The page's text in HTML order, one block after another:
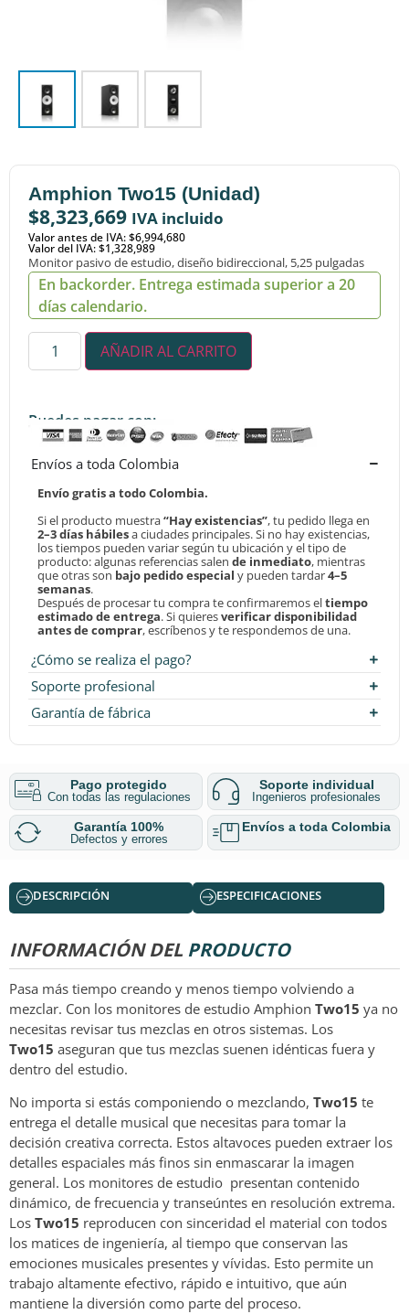
Amphion Two15 (Unidad)
$8,323,669 IVA incluido
Valor antes de IVA: $6,994,680
Valor del IVA: $1,328,989
Monitor pasivo de estudio, diseño bidireccional, 5,25 pulgadas
En backorder. Entrega estimada superior a 20
días calendario.
AÑADIR AL CARRITO
Puedes pagar con:
Envíos a toda Colombia
Envío gratis a todo Colombia.
Si el producto muestra“Hay existencias”, tu pedido llega en
2–3 días hábilesa ciudades principales. Si no hay existencias,
los tiempos pueden variar según tu ubicación y el tipo de
producto: algunas referencias salen de inmediato, mientras
que otras son bajo pedido especial y pueden tardar4–5
semanas.
Después de procesar tu compra te confirmaremos eltiempo
estimado de entrega. Si quieresverificar disponibilidad
antes de comprar, escríbenos y te respondemos de una.
¿Cómo se realiza el pago?
Soporte profesional
Garantía de fábrica
Pago protegido
Con todas las regulaciones
Soporte individual
Ingenieros profesionales
Garantía 100%
Defectos y errores
Envíos a toda Colombia
DESCRIPCIÓN ESPECIFICACIONES
INFORMACIÓN DEL PRODUCTO
Pasa más tiempo creando y menos tiempo volviendo a
mezclar. Con los monitores de estudio Amphion Two15 ya no
necesitas revisar tus mezclas en otros sistemas. Los
Two15 aseguran que tus mezclas suenen idénticas fuera y
dentro del estudio.
No importa si estás componiendo o mezclando, Two15 te
entrega el detalle musical que necesitas para tomar la
decisión creativa correcta. Estos altavoces pueden extraer los
detalles espaciales más finos sin enmascarar la imagen
general. Los monitores de estudio presentan contenido
dinámico, de frecuencia y transeúntes en resolución extrema.
Los Two15 reproducen con sinceridad el material con todos
los matices de ingeniería, al tiempo que conservan las
emociones musicales presentes y vívidas. Esto permite un
trabajo altamente efectivo, rápido e intuitivo, que aún
mantiene la diversión como parte del proceso.